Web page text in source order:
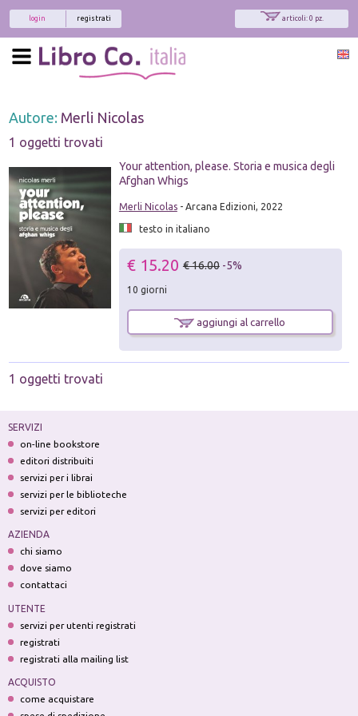
articoli: 0 pz.
registrati
login
Autore: Merli Nicolas
1 oggetti trovati
Your attention, please. Storia e musica degli
Afghan Whigs
Merli Nicolas- Arcana Edizioni, 2022
testo in italiano
€ 15.20 € 16.00 -5%
10 giorni
aggiungi al carrello
1 oggetti trovati
SERVIZI
on-line bookstore
editori distribuiti
servizi per i librai
servizi per le biblioteche
servizi per editori
AZIENDA
chi siamo
dove siamo
contattaci
UTENTE
servizi per utenti registrati
registrati
registrati alla mailing list
ACQUISTO
come acquistare